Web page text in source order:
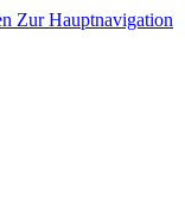
Zur Hauptnavigation